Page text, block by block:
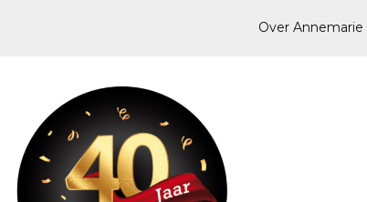
Over Annemarie